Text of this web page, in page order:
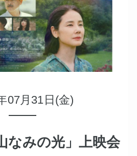
07月31日(金)
なみの光」上映会